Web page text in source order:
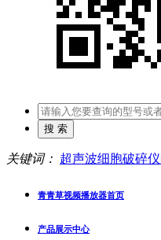
关键词： 超声波细胞破碎仪
青青草视频播放器首页
产品展示中心